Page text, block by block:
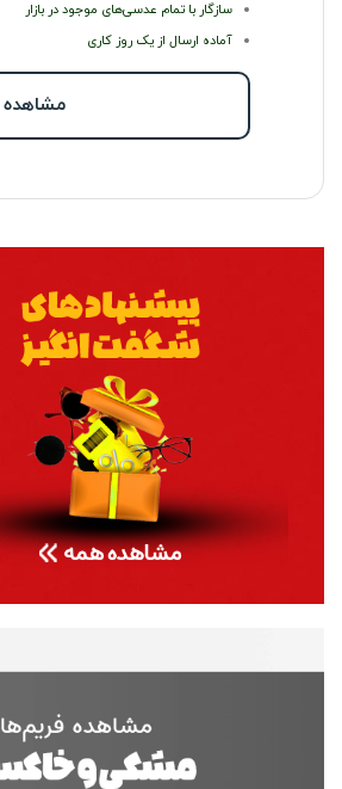
سازگار با تمام عدسی‌های موجود در بازار
آماده ارسال از یک روز کاری